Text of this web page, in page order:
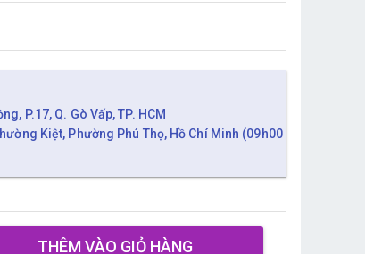
P.17, Q. Gò Vấp, TP. HCM
Kiệt, Phường Phú Thọ, Hồ Chí Minh (09h00
THÊM VÀO GIỎ HÀNG